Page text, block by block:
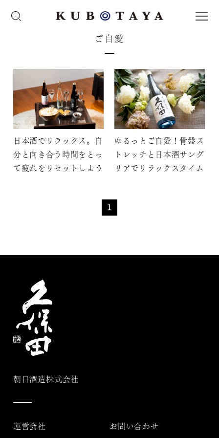
ご自愛
日本酒でリラックス。自
分と向き合う時間をとっ
て疲れをリセットしよう
ゆるっとご自愛！骨盤ス
トレッチと日本酒サング
リアでリラックスタイム
1
朝日酒造株式会社
運営会社 お問い合わせ